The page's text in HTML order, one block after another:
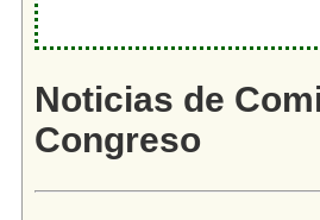
Noticias de
Congreso